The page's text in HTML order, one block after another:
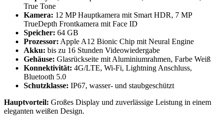
True Tone
Kamera: 12 MP Hauptkamera mit Smart HDR, 7 MP
TrueDepth Frontkamera mit Face ID
Speicher: 64 GB
Prozessor: Apple A12 Bionic Chip mit Neural Engine
Akku: bis zu 16 Stunden Videowiedergabe
Gehäuse: Glasrückseite mit Aluminiumrahmen, Farbe Weiß
Konnektivität: 4G/LTE, Wi-Fi, Lightning Anschluss,
Bluetooth 5.0
Schutzklasse: IP67, wasser- und staubgeschützt
Hauptvorteil: Großes Display und zuverlässige Leistung in einem
eleganten weißen Design.